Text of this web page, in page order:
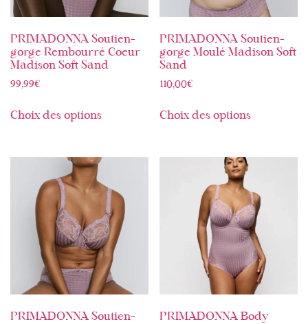
PRIMADONNA Soutien-
gorge Rembourré Coeur
Madison Soft Sand
99,99€
Choix des options
PRIMADONNA Soutien-
gorge Moulé Madison Soft
Sand
110,00€
Choix des options
PRIMADONNA Soutien-
PRIMADONNA Body